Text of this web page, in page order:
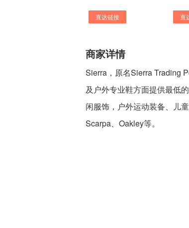
直达链接 直
商家详情
Sierra，原名Sierra Trading
及户外专业鞋方面提供最低
闲服饰，户外运动装备、儿
Scarpa、Oakley等。